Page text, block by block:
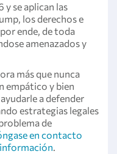
y se aplican las
los derechos e
ende, de toda
amenazados y
más que nunca
empático y bien
a defender
estrategias legales
de
en contacto
.